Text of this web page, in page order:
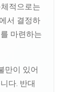
적으로는
서 결정하
마련하는
만이 있어
다. 반대